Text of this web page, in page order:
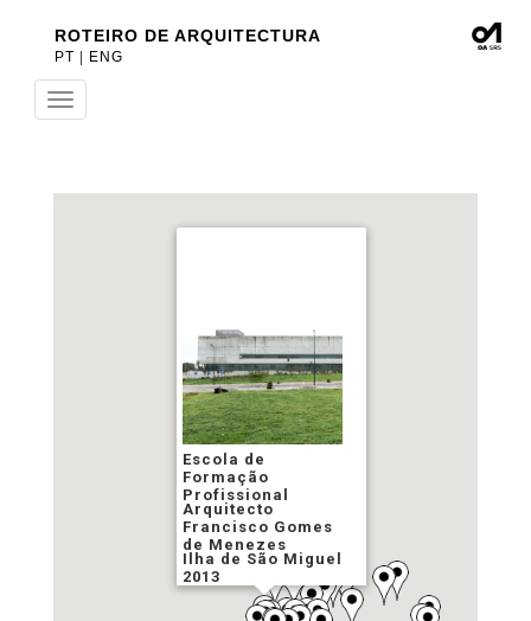
ROTEIRO DE ARQUITECTURA
PT ENG
Toggle
navigation
Escola de
Formação
Profissional
Arquitecto
Francisco Gomes
de Menezes
Ilha de São Miguel
2013